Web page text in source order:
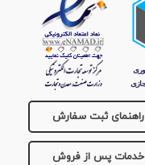
راهنمای ثبت سفارش
خدمات پس از فروش